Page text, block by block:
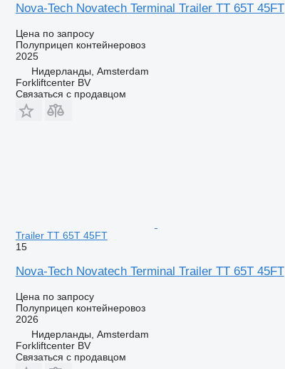
Nova-Tech Novatech Terminal Trailer TT 65T 45FT
Цена по запросу
Полуприцеп контейнеровоз
2025
Нидерланды, Amsterdam
Forkliftcenter BV
Связаться с продавцом
Trailer TT 65T 45FT
15
Nova-Tech Novatech Terminal Trailer TT 65T 45FT
Цена по запросу
Полуприцеп контейнеровоз
2026
Нидерланды, Amsterdam
Forkliftcenter BV
Связаться с продавцом